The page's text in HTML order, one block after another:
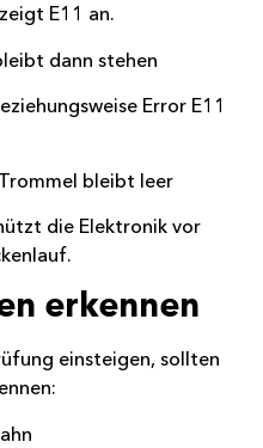
E11 an.
dann stehen
Error E11
bleibt leer
die Elektronik vor
erkennen
einsteigen, sollten